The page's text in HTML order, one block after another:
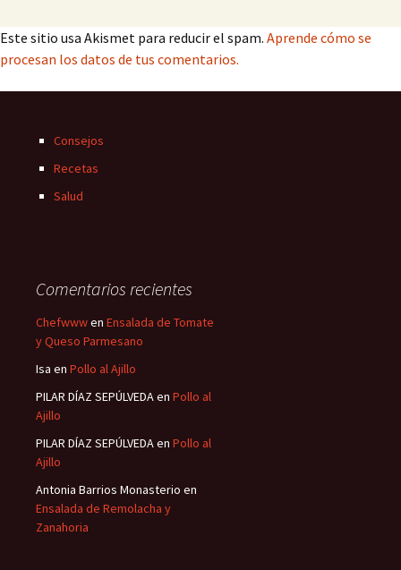
Este sitio usa Akismet para reducir el spam. Aprende cómo se
procesan los datos de tus comentarios.
Consejos
Recetas
Salud
Comentarios recientes
Chefwwwen Ensalada de Tomate
y Queso Parmesano
Isa en Pollo al Ajillo
PILAR DÍAZ SEPÚLVEDAen Pollo al
Ajillo
PILAR DÍAZ SEPÚLVEDAen Pollo al
Ajillo
Antonia Barrios Monasterio en
Ensalada de Remolacha y
Zanahoria